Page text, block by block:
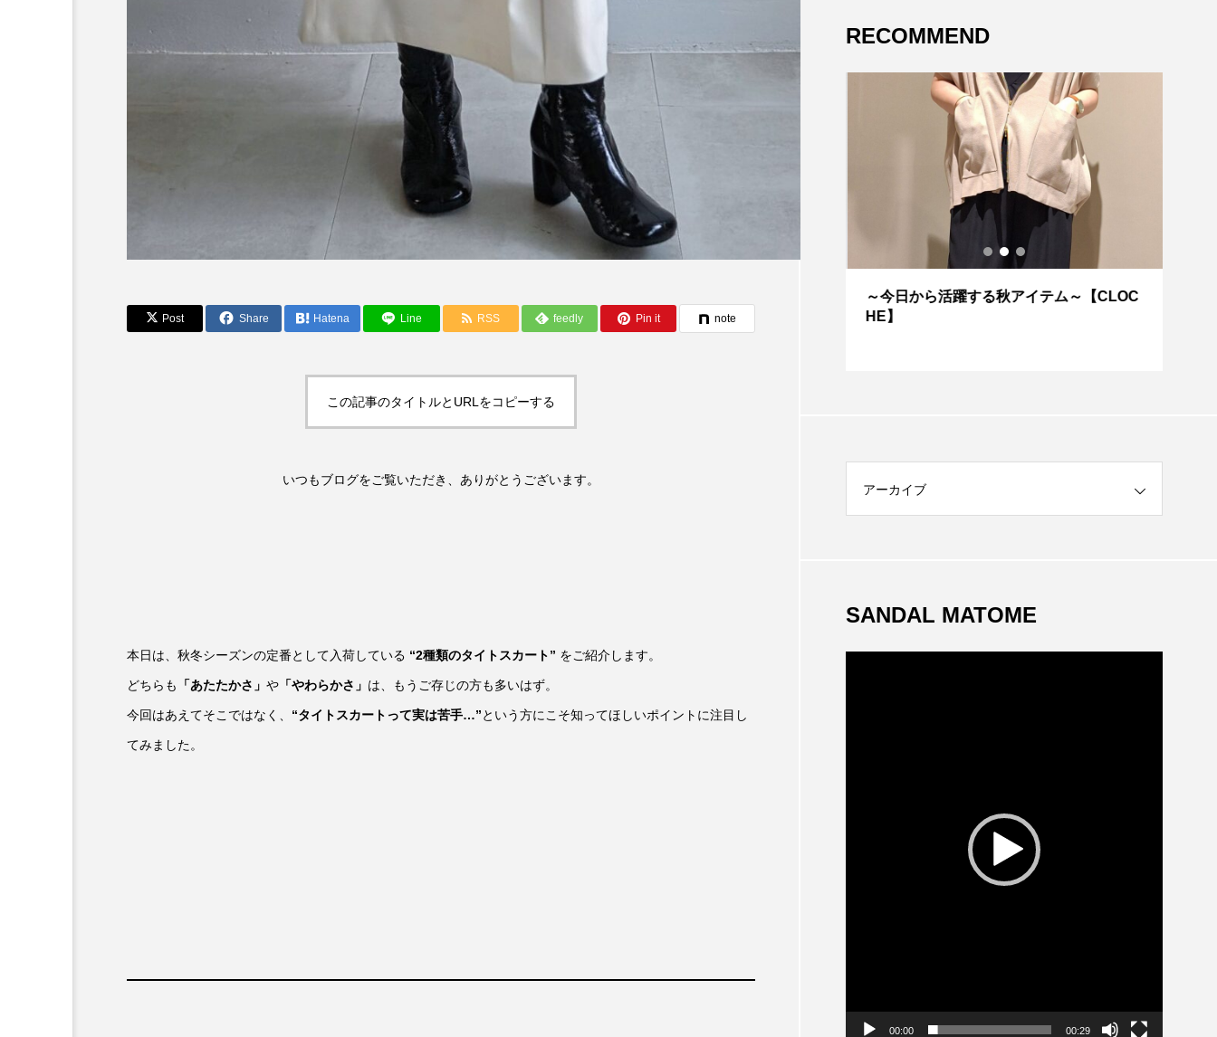
Post Share Hatena Line RSS feedly Pin it note
この記事のタイトルとURLをコピーする
いつもブログをご覧いただき、ありがとうございます。
本日は、秋冬シーズンの定番として入荷している “2種類のタイトスカート” をご紹介します。
どちらも 「あたたかさ」 や 「やわらかさ」 は、もうご存じの方も多いはず。
今回はあえてそこではなく、 “タイトスカートって実は苦手…”という方にこそ知ってほしいポイントに注目し
てみました。
RECOMMEND
OCHE/MagliaPlus】
ッグ。【story.】PL PUFF BOX BOSTON
S
～今日から活躍する秋アイテム～【CLOC
HE】
アーカイブ
SANDAL MATOME
00:00 00:29